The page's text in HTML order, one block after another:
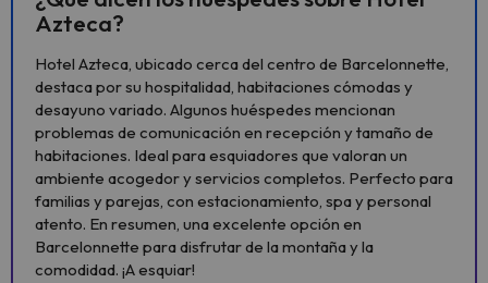
Azteca?
Hotel Azteca, ubicado cerca del centro de Barcelonnette,
destaca por su hospitalidad, habitaciones cómodas y
desayuno variado. Algunos huéspedes mencionan
problemas de comunicación en recepción y tamaño de
habitaciones. Ideal para esquiadores que valoran un
ambiente acogedor y servicios completos. Perfecto para
familias y parejas, con estacionamiento, spa y personal
atento. En resumen, una excelente opción en
Barcelonnette para disfrutar de la montaña y la
comodidad. ¡A esquiar!